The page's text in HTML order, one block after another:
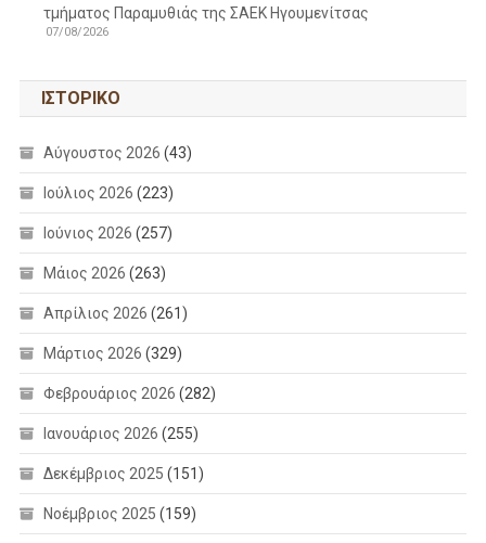
τμήματος Παραμυθιάς της ΣΑΕΚ Ηγουμενίτσας
07/08/2026
ΙΣΤΟΡΙΚΌ
Αύγουστος 2026 (43)
Ιούλιος 2026 (223)
Ιούνιος 2026 (257)
Μάιος 2026 (263)
Απρίλιος 2026 (261)
Μάρτιος 2026 (329)
Φεβρουάριος 2026 (282)
Ιανουάριος 2026 (255)
Δεκέμβριος 2025 (151)
Νοέμβριος 2025 (159)